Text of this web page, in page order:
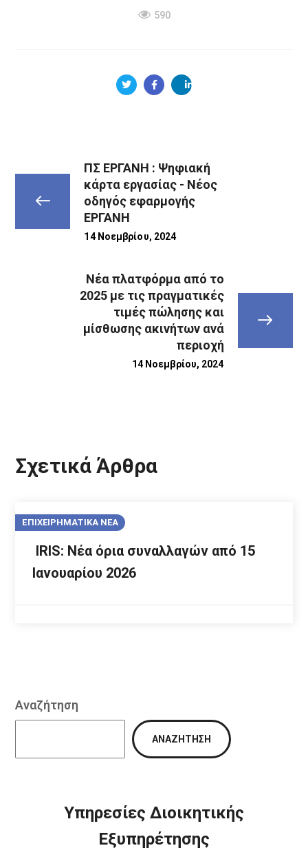
590
ΠΣ ΕΡΓΑΝΗ : Ψηφιακή
κάρτα εργασίας - Νέος
οδηγός εφαρμογής
ΕΡΓΑΝΗ
14 Νοεμβρίου, 2024
Νέα πλατφόρμα από το
2025 με τις πραγματικές
τιμές πώλησης και
μίσθωσης ακινήτων ανά
περιοχή
14 Νοεμβρίου, 2024
Σχετικά Άρθρα
ΕΠΙΧΕΙΡΗΜΑΤΙΚΑ ΝΕΑ
IRIS: Νέα όρια συναλλαγών από 15
Ιανουαρίου 2026
Αναζήτηση
ΑΝΑΖΉΤΗΣΗ
Υπηρεσίες Διοικητικής
Εξυπηρέτησης